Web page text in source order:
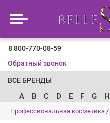
8 800-770-08-59
Обратный звонок
ВСЕ БРЕНДЫ
A B C D E F G H
Профессиональная косметика /